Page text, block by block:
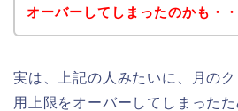
オーバーしてしまったのかも・・
実は、上記の人みたいに、月の
用上限をオーバーしてしまった